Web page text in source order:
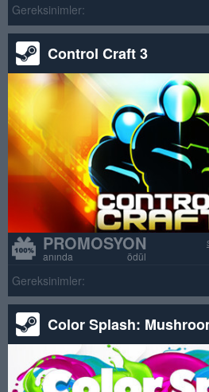
Gereksinimler:
Control Craft 3
PROMOSYON
anında ödül
Gereksinimler:
Color Splash: